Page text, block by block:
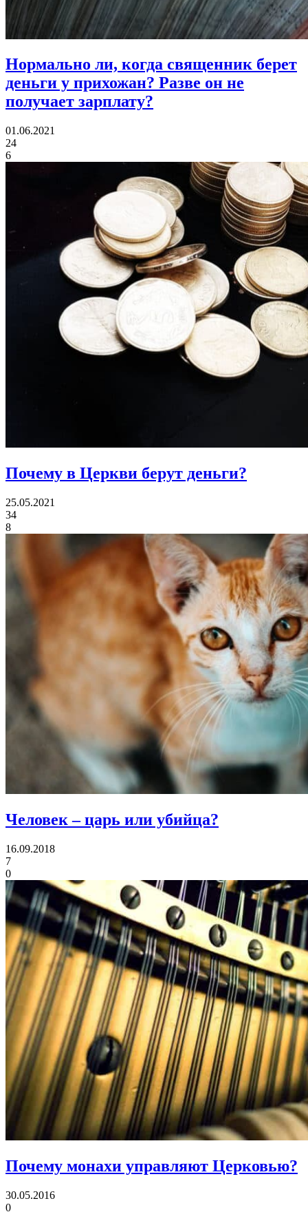
Нормально ли, когда священник берет
деньги у прихожан? Разве он не
получает зарплату?
01.06.2021
24
6
Почему в Церкви берут деньги?
25.05.2021
34
8
Человек – царь или убийца?
16.09.2018
7
0
Почему монахи управляют Церковью?
30.05.2016
0